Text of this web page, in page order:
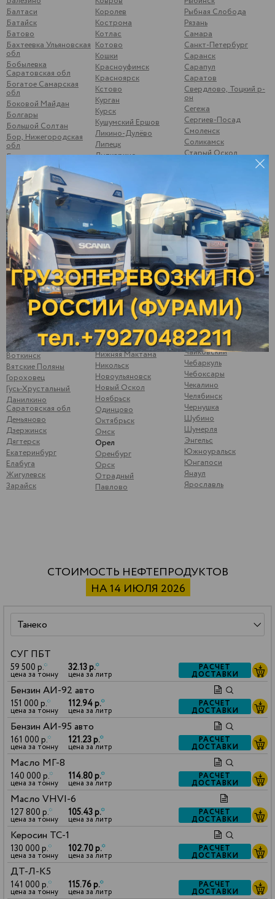
Балтаси
Батайск
Батово
Бахтеевка Ульяновская
обл
Бобылевка
Саратовская обл
Богатое Самарская
обл
Боковой Майдан
Болгары
Большой Солтан
Бор, Нижегородская
обл
Брыковка
Брянск
Бугульма
Бузулук
Буинск
Варна
Верхние Татышлы
Верхняя Мактама
Верхошижемье
Владимир
Волгоград
Волжск
Волжский
Вологда
Волоколамск
Волчанка
Вольск
Воронеж
Воткинск
Вятские Поляны
Гороховец
Гусь-Хрустальный
Данилкино
Саратовская обл
Демьяново
Дзержинск
Дягтерск
Екатеринбург
Елабуга
Жигулевск
Зарайск
Королев
Кострома
Котлас
Котово
Кошки
Красноуфимск
Красноярск
Кстово
Курган
Курск
Кушумский Ершов
Ликино-Дулёво
Липецк
Лыткарино
Магнитогорск
Малая Вишера
Малая Пурга
Менделеевск
Можайск
Можга
Москва
Мулянка
Муром
Набережные Челны
Невьянск
Нефтеюганск
Нижневартовск
Нижнекамск
Нижний Новгород
Нижний Тагил
Нижняя Мактама
Никольск
Новоульяновск
Новый Оскол
Ноябрьск
Одинцово
Октябрьск
Омск
Орел
Оренбург
Орск
Отрадный
Павлово
Рыбная Слобода
Рязань
Самара
Санкт-Петербург
Саранск
Сарапул
Саратов
Свердлово, Тоцкий р-
он
Сегежа
Сергиев-Посад
Смоленск
Соликамск
Старый Оскол
Сургут
Сызрань
Сыктывкар
Тамбов
Тверь
Темрюк
Тимашево
Тольятти
Ува
Ульяновск
Усть-Катав
Уфа
Ухта
Цильна
Чайковский
Чебаркуль
Чебоксары
Чекалино
Челябинск
Чернушка
Шубино
Шумерля
Энгельс
Южноуральск
Юнгапоси
Янаул
Ярославль
СТОИМОСТЬ НЕФТЕПРОДУКТОВ
НА 14 ИЮЛЯ 2026
СУГ ПБТ
59 500 р.*
цена за тонну
32.13 р.*
цена за литр
РАСЧЕТ
ДОСТАВКИ
Бензин АИ-92 авто
151 000 р.*
цена за тонну
112.94 р.*
цена за литр
РАСЧЕТ
ДОСТАВКИ
Бензин АИ-95 авто
161 000 р.*
цена за тонну
121.23 р.*
цена за литр
РАСЧЕТ
ДОСТАВКИ
Масло МГ-8
140 000 р.*
цена за тонну
114.80 р.*
цена за литр
РАСЧЕТ
ДОСТАВКИ
Масло VHVI-6
127 800 р.*
цена за тонну
105.43 р.*
цена за литр
РАСЧЕТ
ДОСТАВКИ
Керосин ТС-1
130 000 р.*
цена за тонну
102.70 р.*
цена за литр
РАСЧЕТ
ДОСТАВКИ
ДТ-Л-К5
141 000 р.*
цена за тонну
115.76 р.*
цена за литр
РАСЧЕТ
ДОСТАВКИ